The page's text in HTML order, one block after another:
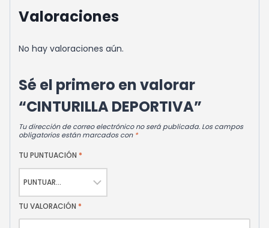
Valoraciones
No hay valoraciones aún.
Sé el primero en valorar
“CINTURILLA DEPORTIVA”
Tu dirección de correo electrónico no será publicada. Los campos
obligatorios están marcados con *
TU PUNTUACIÓN *
TU VALORACIÓN *